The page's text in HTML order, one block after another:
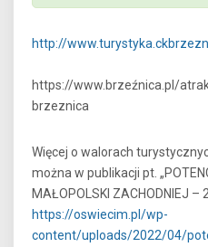
http://
https://www.brzeźnica.pl/
brzeznica
Więcej o walorach
można w publikacji pt.
MAŁOPOLSKI ZACHODNIEJ
https://oswiecim.pl/wp-
content/uploads/2022/04/